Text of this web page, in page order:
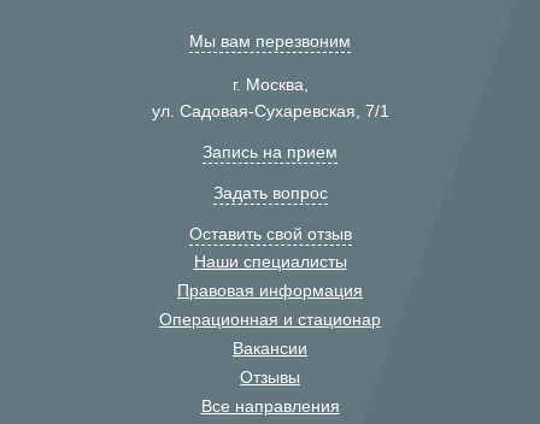
Мы вам перезвоним
г. Москва,
ул. Садовая-Сухаревская, 7/1
Запись на прием
Задать вопрос
Оставить свой отзыв
Наши специалисты
Правовая информация
Операционная и стационар
Вакансии
Отзывы
Все направления